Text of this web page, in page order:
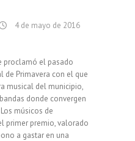
4 de mayo de 2016
proclamó el pasado
de Primavera con el que
musical del municipio,
donde convergen
músicos de
primer premio, valorado
a gastar en una